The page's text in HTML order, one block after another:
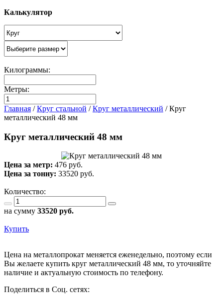
Калькулятор
Килограммы:
Метры:
Главная /Круг стальной /Круг металлический /Круг
металлический 48 мм
Круг металлический 48 мм
Цена за метр: 476 руб.
Цена за тонну: 33520 руб.
Количество:
на сумму 33520 руб.
Купить
Цена на металлопрокат меняется еженедельно, поэтому если
Вы желаете купить круг металлический 48 мм, то уточняйте
наличие и актуальную стоимость по телефону.
Поделиться в Соц. сетях: